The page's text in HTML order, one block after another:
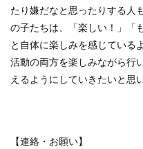
たり嫌だなと思ったりする人
の子たちは、「楽しい！」「
と自体に楽しみを感じている
活動の両方を楽しみながら行
えるようにしていきたいと思
【連絡・お願い】